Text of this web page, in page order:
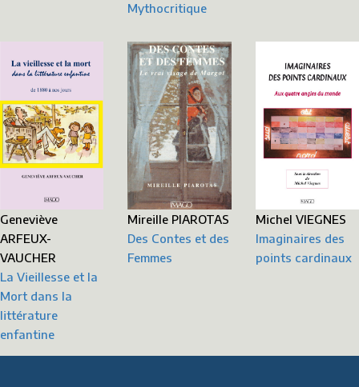
Mythocritique
Geneviève
ARFEUX-
VAUCHER
La Vieillesse et la
Mort dans la
littérature
enfantine
Mireille PIAROTAS
Des Contes et des
Femmes
Michel VIEGNES
Imaginaires des
points cardinaux